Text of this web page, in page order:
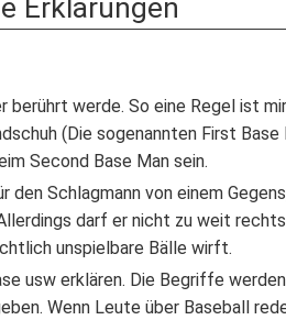
Erklärungen
werde. So eine Regel ist
(Die sogenannten First Base
Second Base Man sein.
den Schlagmann von einem
darf er nicht zu weit
unspielbare Bälle wirft.
usw erklären. Die Begriffe
Wenn Leute über Baseball